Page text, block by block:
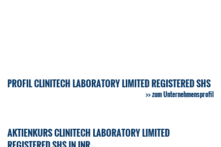
PROFIL CLINITECH LABORATORY LIMITED REGISTERED SHS
zum Unternehmensprofil
AKTIENKURS CLINITECH LABORATORY LIMITED